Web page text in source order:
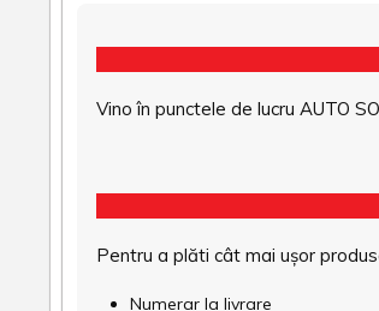
Vino în punctele de lucru AUTO
Pentru a plăti cât mai ușor
Numerar la livrare